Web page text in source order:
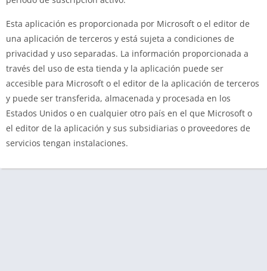
Esta aplicación es proporcionada por Microsoft o el editor de
una aplicación de terceros y está sujeta a condiciones de
privacidad y uso separadas. La información proporcionada a
través del uso de esta tienda y la aplicación puede ser
accesible para Microsoft o el editor de la aplicación de terceros
y puede ser transferida, almacenada y procesada en los
Estados Unidos o en cualquier otro país en el que Microsoft o
el editor de la aplicación y sus subsidiarias o proveedores de
servicios tengan instalaciones.